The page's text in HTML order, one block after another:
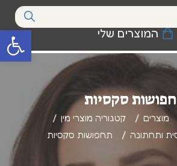
פתח סרגל המוצרים שלי
סקסיות
מוצרים
קטגוריה מוצרי מין
ותחתונה
תחפושות סקסיות